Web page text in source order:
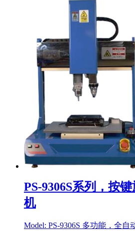
PS-9306S系列，按
机
Model: PS-9306S 多功能，全